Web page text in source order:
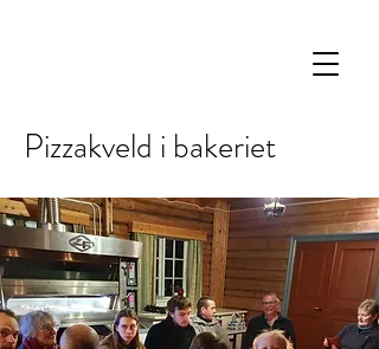
Pizzakveld i bakeriet